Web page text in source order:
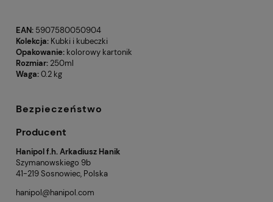
EAN: 5907580050904
Kolekcja: Kubki i kubeczki
Opakowanie: kolorowy kartonik
Rozmiar: 250ml
Waga:0.2 kg
Bezpieczeństwo
Producent
Hanipol f.h. Arkadiusz Hanik
Szymanowskiego 9b
41-219 Sosnowiec, Polska
hanipol@hanipol.com